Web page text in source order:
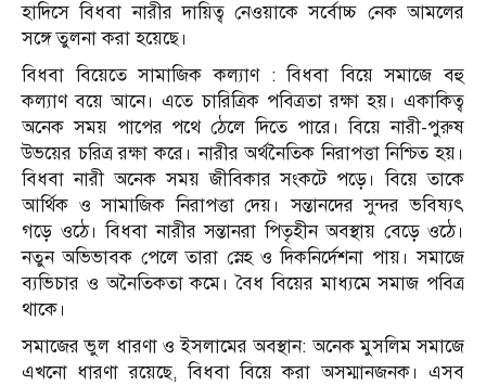
হাদিসে বিধবা নারীর দায়িত্ব নেওয়াকে সর্বোচ্চ নেক আমলের
সঙ্গে তুলনা করা হয়েছে।
বিধবা বিয়েতে সামাজিক কল্যাণ : বিধবা বিয়ে সমাজে বহু
কল্যাণ বয়ে আনে। এতে চারিত্রিক পবিত্রতা রক্ষা হয়। একাকিত্ব
অনেক সময় পাপের পথে ঠেলে দিতে পারে। বিয়ে নারী-পুরুষ
উভয়ের চরিত্র রক্ষা করে। নারীর অর্থনৈতিক নিরাপত্তা নিশ্চিত হয়।
বিধবা নারী অনেক সময় জীবিকার সংকটে পড়ে। বিয়ে তাকে
আর্থিক ও সামাজিক নিরাপত্তা দেয়। সন্তানদের সুন্দর ভবিষ্যৎ
গড়ে ওঠে। বিধবা নারীর সন্তানরা পিতৃহীন অবস্থায় বেড়ে ওঠে।
নতুন অভিভাবক পেলে তারা স্নেহ ও দিকনির্দেশনা পায়। সমাজে
ব্যভিচার ও অনৈতিকতা কমে। বৈধ বিয়ের মাধ্যমে সমাজ পবিত্র
থাকে।
সমাজের ভুল ধারণা ও ইসলামের অবস্থান: অনেক মুসলিম সমাজে
এখনো ধারণা রয়েছে, বিধবা বিয়ে করা অসম্মানজনক। এসব